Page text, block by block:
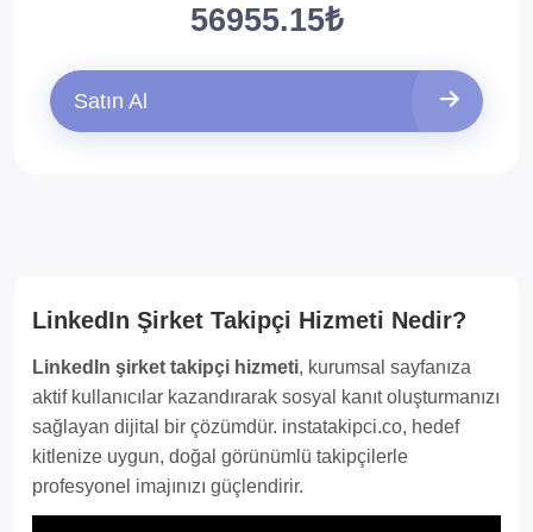
56955.15₺
Satın Al
LinkedIn Şirket Takipçi Hizmeti Nedir?
LinkedIn şirket takipçi hizmeti, kurumsal sayfanıza
aktif kullanıcılar kazandırarak sosyal kanıt oluşturmanızı
sağlayan dijital bir çözümdür. instatakipci.co, hedef
kitlenize uygun, doğal görünümlü takipçilerle
profesyonel imajınızı güçlendirir.